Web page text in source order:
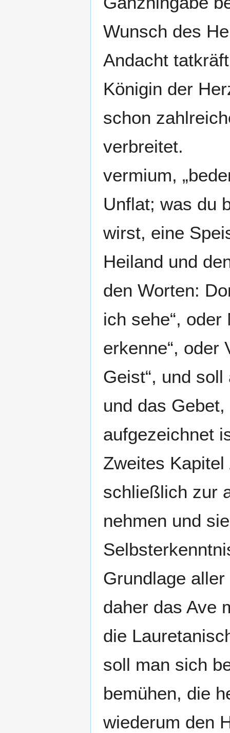
Wunsch des
Andacht
Königin der
schon
verbreitet.
vermium,
Unflat; was du
wirst, eine
Heiland und
den Worten:
ich sehe“,
erkenne“, oder
Geist“, und
und das
aufgezeichnet
Zweites
schließlich zur
nehmen und
Grundlage
daher das Ave
die
soll man sich
bemühen, die
wiederum den